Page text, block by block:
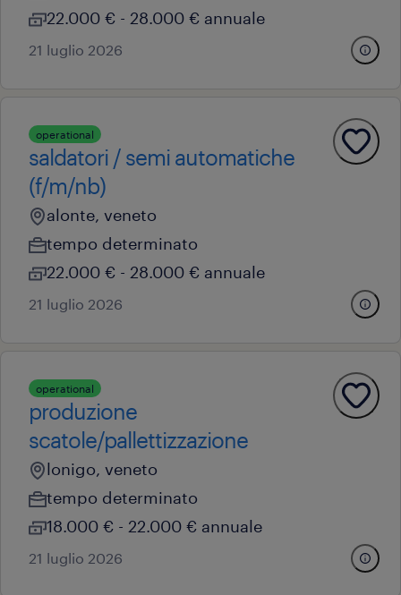
22.000 € - 28.000 € annuale
21 luglio 2026
operational
saldatori / semi automatiche
(f/m/nb)
alonte, veneto
tempo determinato
22.000 € - 28.000 € annuale
21 luglio 2026
operational
produzione
scatole/pallettizzazione
lonigo, veneto
tempo determinato
18.000 € - 22.000 € annuale
21 luglio 2026